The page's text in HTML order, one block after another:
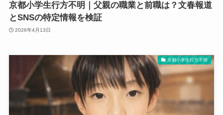
京都小学生行方不明｜父親の職業と前職は？文春報道
とSNSの特定情報を検証
2026年4月13日
京都小学生行方不明